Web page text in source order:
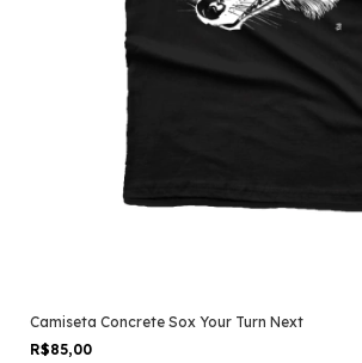
Camiseta Concrete Sox Your Turn Next
R$85,00